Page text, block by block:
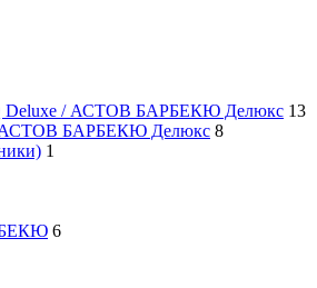
Deluxe / АСТОВ БАРБЕКЮ Делюкс 13
АСТОВ БАРБЕКЮ Делюкс 8
1
6